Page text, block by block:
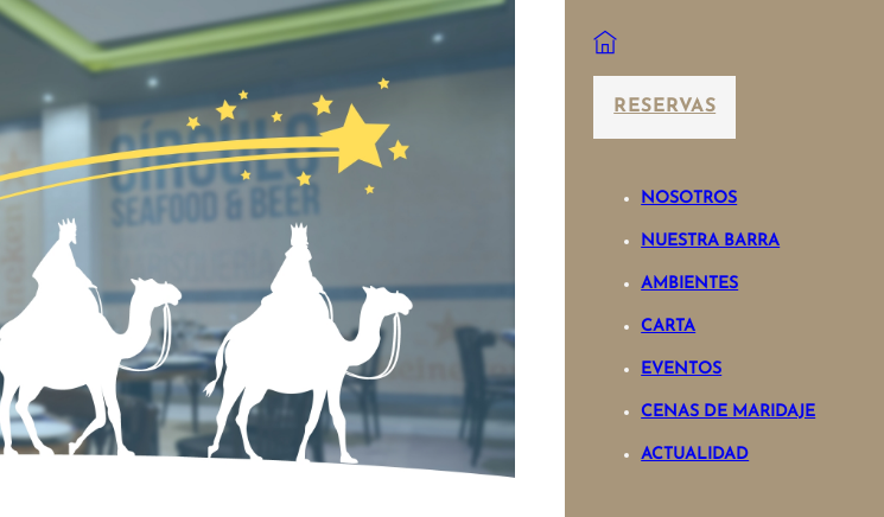
RESERVAS
NOSOTROS
NUESTRA BARRA
AMBIENTES
CARTA
EVENTOS
CENAS DE MARIDAJE
ACTUALIDAD